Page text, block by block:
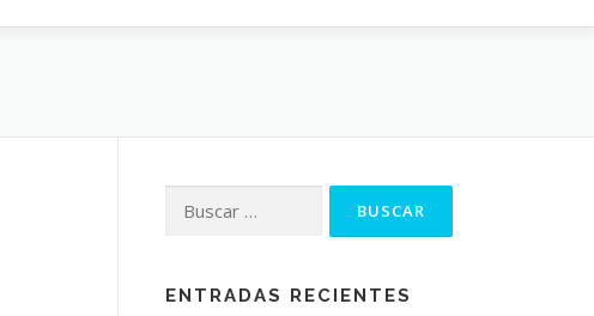
ENTRADAS RECIENTES